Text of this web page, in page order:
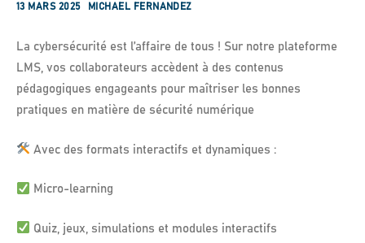
13 MARS 2025 MICHAEL FERNANDEZ
La cybersécurité est l’affaire de tous ! Sur notre plateforme
LMS, vos collaborateurs accèdent à des contenus
pédagogiques engageants pour maîtriser les bonnes
pratiques en matière de sécurité numérique
Avec des formats interactifs et dynamiques :
Micro-learning
Quiz, jeux, simulations et modules interactifs